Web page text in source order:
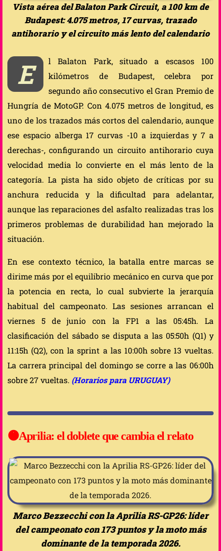
Vista aérea del Balaton Park Circuit, a 100 km de
Budapest: 4.075 metros, 17 curvas, trazado
antihorario y el circuito más lento del calendario
E
l Balaton Park, situado a escasos 100
kilómetros de Budapest, celebra por
segundo año consecutivo el Gran Premio de
Hungría de MotoGP. Con 4.075 metros de longitud, es
uno de los trazados más cortos del calendario, aunque
ese espacio alberga 17 curvas -10 a izquierdas y 7 a
derechas-, configurando un circuito antihorario cuya
velocidad media lo convierte en el más lento de la
categoría. La pista ha sido objeto de críticas por su
anchura reducida y la dificultad para adelantar,
aunque las reparaciones del asfalto realizadas tras los
primeros problemas de durabilidad han mejorado la
situación.
En ese contexto técnico, la batalla entre marcas se
dirime más por el equilibrio mecánico en curva que por
la potencia en recta, lo cual subvierte la jerarquía
habitual del campeonato. Las sesiones arrancan el
viernes 5 de junio con la FP1 a las 05:45h. La
clasificación del sábado se disputa a las 05:50h (Q1) y
11:15h (Q2), con la sprint a las 10:00h sobre 13 vueltas.
La carrera principal del domingo se corre a las 06:00h
sobre 27 vueltas. (Horarios para URUGUAY)
🟠Aprilia: el doblete que cambia el relato
Marco Bezzecchi con la Aprilia RS-GP26: líder
del campeonato con 173 puntos y la moto más
dominante de la temporada 2026.